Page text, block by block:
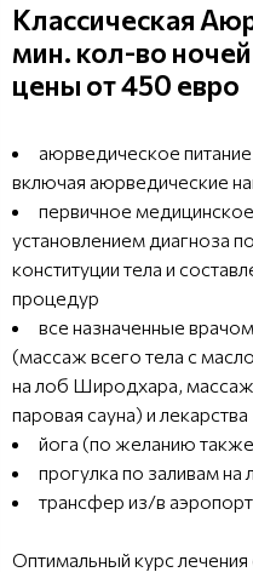
Классическая
мин. кол-во
цены от 450 евро
аюрведическое
включая аюрведические
первичное
установлением диагноза
конституции тела и
процедур
все назначенные
(массаж всего тела с
на лоб Широдхара,
паровая сауна) и лекарства
йога (по желанию
прогулка по заливам на
трансфер из/в
Оптимальный курс